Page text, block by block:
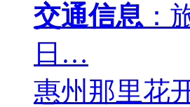
交通信息 ：
日…
惠州那里花